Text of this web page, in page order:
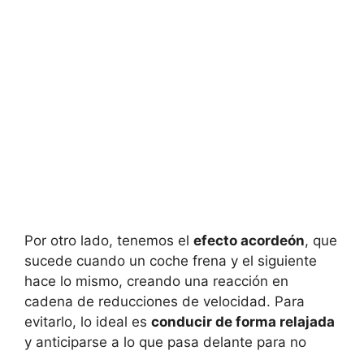
Por otro lado, tenemos el efecto acordeón, que
sucede cuando un coche frena y el siguiente
hace lo mismo, creando una reacción en
cadena de reducciones de velocidad. Para
evitarlo, lo ideal es conducir de forma relajada
y anticiparse a lo que pasa delante para no